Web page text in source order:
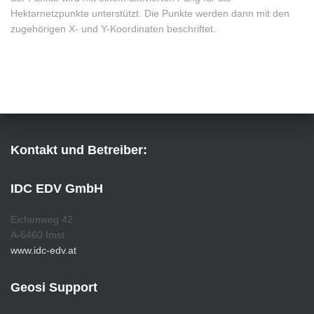
Hektarnetzpunkte unterstützt. Die Punkte werden dann mit den
zugehörigen X- und Y-Koordinaten beschriftet.
Kontakt und Betreiber:
IDC EDV GmbH
Eichenweg 42
A-6460 Imst
www.idc-edv.at
Geosi Support